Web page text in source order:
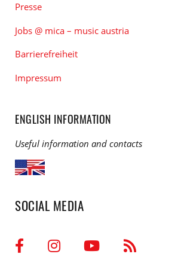
Presse
Jobs @ mica – music austria
Barrierefreiheit
Impressum
ENGLISH INFORMATION
Useful information and contacts
SOCIAL MEDIA